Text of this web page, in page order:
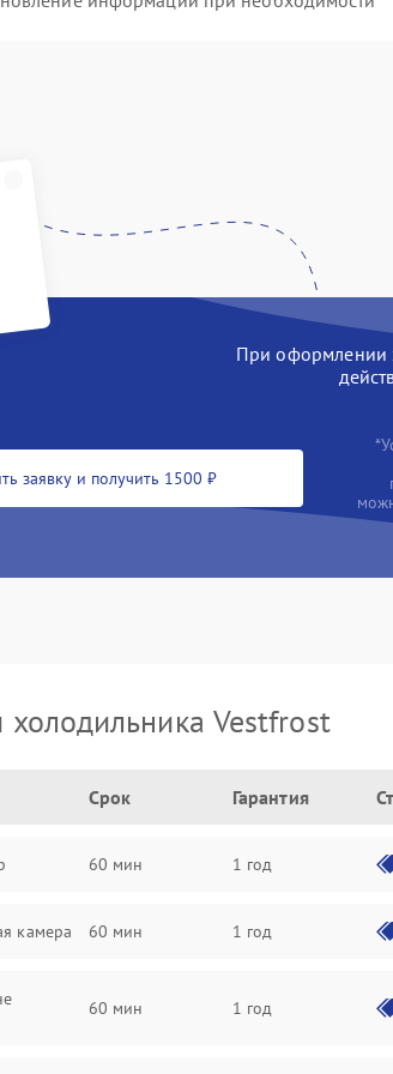
При оформлении
заявку и получить 1500 ₽
холодильника Vestfrost
Срок Гарантия
60 мин 1 год
камера 60 мин 1 год
60 мин 1 год